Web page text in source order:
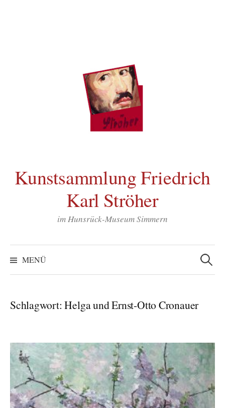
Kunstsammlung Friedrich
Karl Ströher
im Hunsrück-Museum Simmern
MENÜ
Suchen
nach:
Schlagwort:Helga und Ernst-Otto Cronauer